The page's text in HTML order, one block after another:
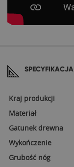
Kraj produkcji
Materiał
Gatunek drewna
Wykończenie
Grubość nóg